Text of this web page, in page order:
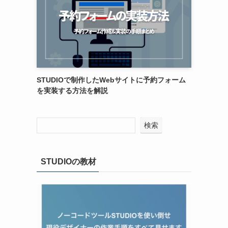
STUDIOで制作したWebサイトに予約フォーム
を実装する方法を解説
検索
STUDIOの教材